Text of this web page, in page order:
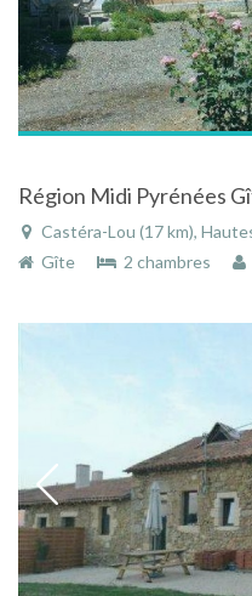
Castéra-Lou (17 km),
Gîte
2 chambres